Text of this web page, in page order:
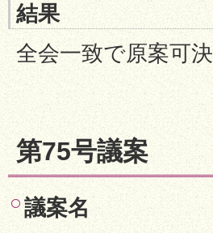
結果
全会一致で原案可決
第75号議案
議案名